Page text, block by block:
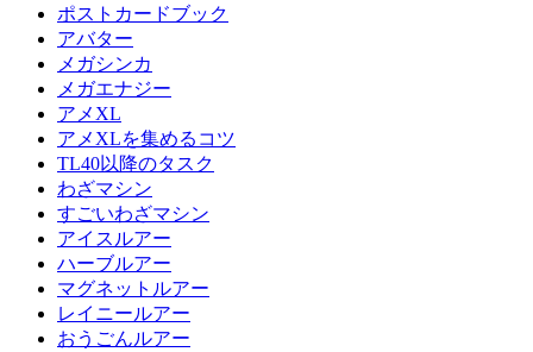
ポストカードブック
アバター
メガシンカ
メガエナジー
アメXL
アメXLを集めるコツ
TL40以降のタスク
わざマシン
すごいわざマシン
アイスルアー
ハーブルアー
マグネットルアー
レイニールアー
おうごんルアー